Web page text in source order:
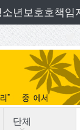
년보호호책임
단체